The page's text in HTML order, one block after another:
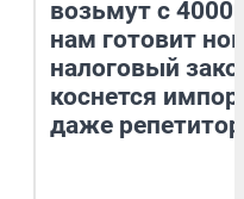
возьмут с
нам готовит
налоговый
коснется
даже